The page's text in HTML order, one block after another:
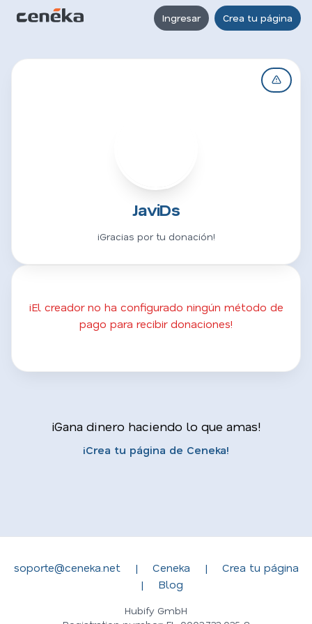
Ingresar Crea tu página
JaviDs
¡Gracias por tu donación!
¡El creador no ha configurado ningún método de
pago para recibir donaciones!
¡Gana dinero haciendo lo que amas!
¡Crea tu página de Ceneka!
soporte@ceneka.net | Ceneka |
Crea tu página
|
Blog
Hubify GmbH